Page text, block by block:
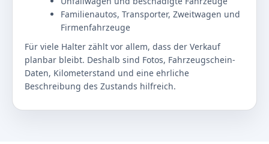
Familienautos, Transporter, Zweitwagen und
Firmenfahrzeuge
Für viele Halter zählt vor allem, dass der Verkauf
planbar bleibt. Deshalb sind Fotos, Fahrzeugschein-
Daten, Kilometerstand und eine ehrliche
Beschreibung des Zustands hilfreich.